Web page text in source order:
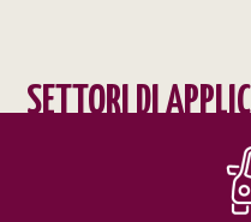
SETTORI DI